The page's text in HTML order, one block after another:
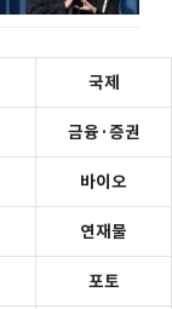
국제
금융·증권
바이오
연재물
포토